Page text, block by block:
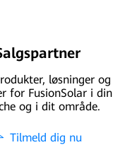
løsninger og
for FusionSolar i din
og i dit område.
Tilmeld dig nu